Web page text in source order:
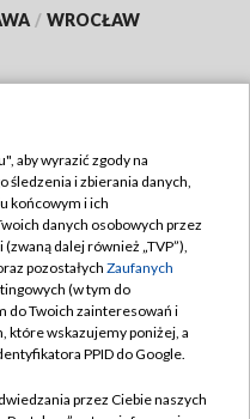
/ WROCŁAW
TVP
aby wyrazić zgody na
śledzenia i zbierania danych,
końcowym i ich
danych osobowych przez
dalej również „TVP”),
pozostałych Zaufanych
(w tym do
do Twoich zainteresowań i
które wskazujemy poniżej, a
PPID do Google.
przez Ciebie naszych